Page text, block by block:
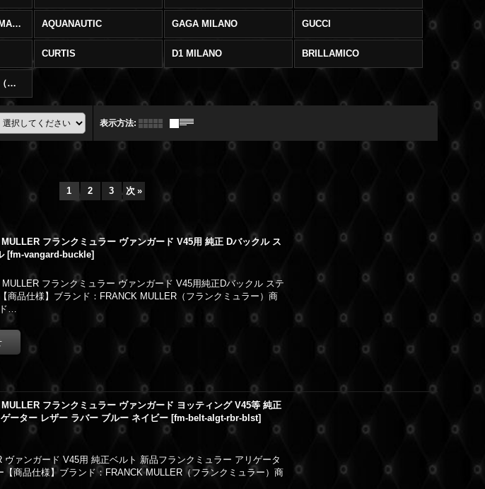
JOERODEO / AQUAMASTER AQUANAUTIC GAGA MILANO GUCCI
CURTIS D1 MILANO BRILLAMICO
CHRONO24在庫一覧（在庫切）
表示方法:
1 2 3 次 »
フランクミュラー ヴァンガード V45用 純正 Dバックル ス
[fm-vangard-buckle]
MULLER フランクミュラー ヴァンガード V45用純正Dバックル ステ
商品仕様】ブランド：FRANCK MULLER（フランクミュラー）商
…
MULLER フランクミュラー ヴァンガード ヨッティング V45等 純正
ーター レザー ラバー ブルー ネイビー [fm-belt-algt-rbr-blst]
ヴァンガード V45用 純正ベルト 新品フランクミュラー アリゲータ
【商品仕様】ブランド：FRANCK MULLER（フランクミュラー）商